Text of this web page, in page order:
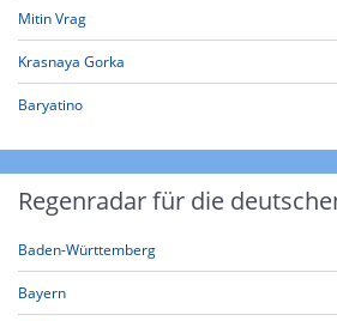
Mitin Vrag
Krasnaya Gorka
Baryatino
Regenradar für die
Baden-Württemberg
Bayern